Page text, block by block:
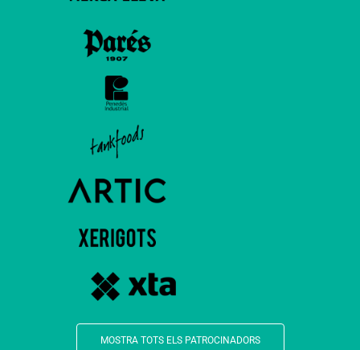
MOSTRA TOTS ELS PATROCINADORS